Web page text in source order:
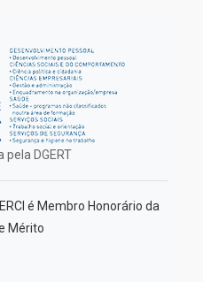
pela DGERT
é Membro Honorário da
Mérito